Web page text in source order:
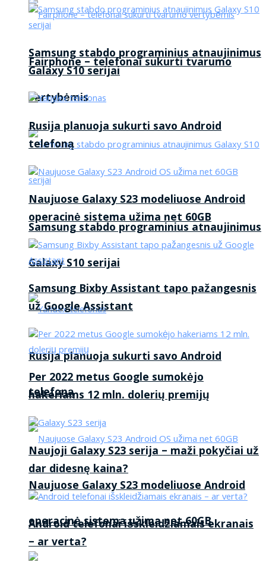
Fairphone – telefonai sukurti tvarumo
vertybėmis
Samsung stabdo programinius atnaujinimus
Galaxy S10 serijai
Rusija planuoja sukurti savo Android
telefoną
Naujuose Galaxy S23 modeliuose Android
operacinė sistema užima net 60GB
Samsung stabdo programinius atnaujinimus
Galaxy S10 serijai
Rusija planuoja sukurti savo Android
telefoną
Naujuose Galaxy S23 modeliuose Android
operacinė sistema užima net 60GB
Samsung Bixby Assistant tapo pažangesnis
už Google Assistant
Per 2022 metus Google sumokėjo
hakeriams 12 mln. dolerių premijų
Naujoji Galaxy S23 serija – maži pokyčiai už
dar didesnę kaina?
Android telefonai išskleidžiamais ekranais
– ar verta?